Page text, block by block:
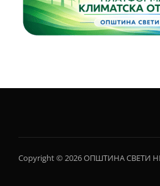
Copyright © 2026 ОПШТИНА СВЕТИ